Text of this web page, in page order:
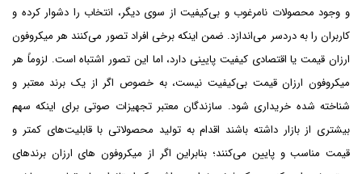
و وجود محصولات نامرغوب و بی‌کیفیت از سوی دیگر، انتخاب را دشوار کرده و
کاربران را به دردسر می‌اندازد. ضمن اینکه برخی افراد تصور می‌کنند هر میکروفون
ارزان قیمت یا اقتصادی کیفیت پایینی دارد، اما این تصور اشتباه است. لزوماً هر
میکروفون ارزان قیمت بی‌کیفیت نیست، به خصوص اگر از یک برند معتبر و
شناخته شده خریداری شود. سازندگان معتبر تجهیزات صوتی برای اینکه سهم
بیشتری از بازار داشته باشند اقدام به تولید محصولاتی با قابلیت‌های کمتر و
قیمت مناسب و پایین می‌کنند؛ بنابراین اگر از میکروفون های ارزان برندهای